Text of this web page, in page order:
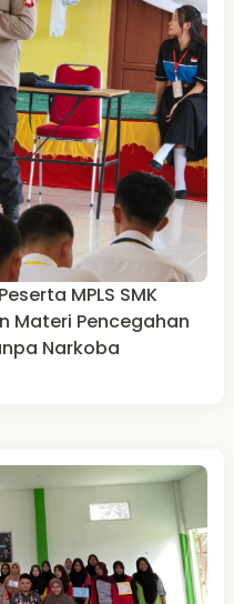
MPLS SMK
Materi Pencegahan
Narkoba